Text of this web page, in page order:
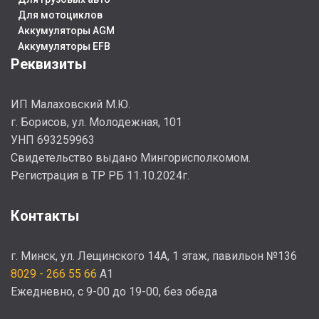
Для мотоциклов
Аккумуляторы AGM
Аккумуляторы EFB
Реквизиты
ИП Малаховский М.Ю.
г. Борисов, ул. Молодежная, 101
УНП 693259963
Cвидетельство выдано Мингорисполкомом.
Регистрация в ТР РБ 11.10.2024г.
Контакты
г. Минск, ул. Лещинского 14А, 1 этаж, павильон №136
8029 - 266 55 66 A1
Ежедневно, с 9-00 до 19-00, без обеда